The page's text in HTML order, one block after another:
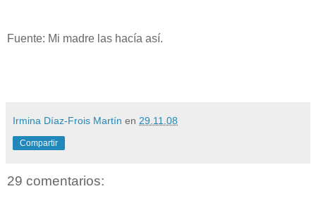
Fuente: Mi madre las hacía así.
Irmina Díaz-Frois Martín en 29.11.08
Compartir
29 comentarios: